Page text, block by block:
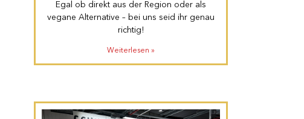
Egal ob direkt aus der Region oder als
vegane Alternative – bei uns seid ihr genau
richtig!
Weiterlesen »